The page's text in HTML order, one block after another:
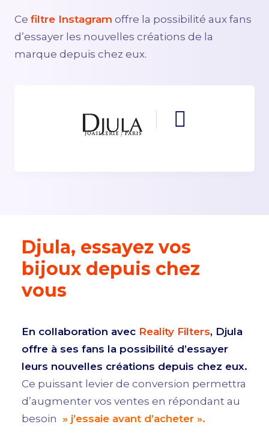
Ce filtre Instagram offre la possibilité aux fans
d’essayer les nouvelles créations de la
marque depuis chez eux.
Djula, essayez vos
bijoux depuis chez
vous
En collaboration avec Reality Filters, Djula
offre à ses fans la possibilité d’essayer
leurs nouvelles créations depuis chez eux.
Ce puissant levier de conversion permettra
d’augmenter vos ventes en répondant au
besoin » j’essaie avant d’acheter ».